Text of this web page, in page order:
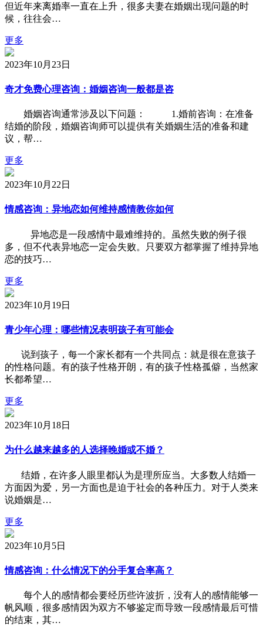
但近年来离婚率一直在上升，很多夫妻在婚姻出现问题的时
候，往往会…
更多
2023年10月23日
奇才免费心理咨询：婚姻咨询一般都是咨
婚姻咨询通常涉及以下问题： 1.婚前咨询：在准备
结婚的阶段，婚姻咨询师可以提供有关婚姻生活的准备和建
议，帮…
更多
2023年10月22日
情感咨询：异地恋如何维持感情教你如何
异地恋是一段感情中最难维持的。虽然失败的例子很
多，但不代表异地恋一定会失败。只要双方都掌握了维持异地
恋的技巧…
更多
2023年10月19日
青少年心理：哪些情况表明孩子有可能会
说到孩子，每一个家长都有一个共同点：就是很在意孩子
的性格问题。有的孩子性格开朗，有的孩子性格孤僻，当然家
长都希望…
更多
2023年10月18日
为什么越来越多的人选择晚婚或不婚？
结婚，在许多人眼里都认为是理所应当。大多数人结婚一
方面因为爱，另一方面也是迫于社会的各种压力。对于人类来
说婚姻是…
更多
2023年10月5日
情感咨询：什么情况下的分手复合率高？
每个人的感情都会要经历些许波折，没有人的感情能够一
帆风顺，很多感情因为双方不够鉴定而导致一段感情最后可惜
的结束，其…